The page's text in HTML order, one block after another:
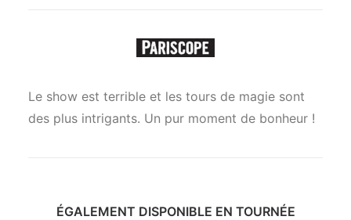
Le show est terrible et les tours de magie sont
des plus intrigants. Un pur moment de bonheur !
ÉGALEMENT DISPONIBLE EN TOURNÉE